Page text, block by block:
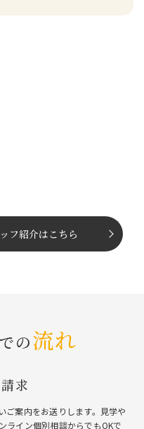
フ紹介はこちら
の流れ
求
ご案内をお送りします。⾒学や
ライン個別相談からでもOKで